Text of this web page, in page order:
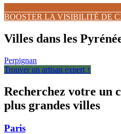
BOOSTER LA VISIBILITÉ DE
Villes dans les
Perpignan
Trouver un artisan expert ↑
Recherchez votre un
plus grandes villes
Paris